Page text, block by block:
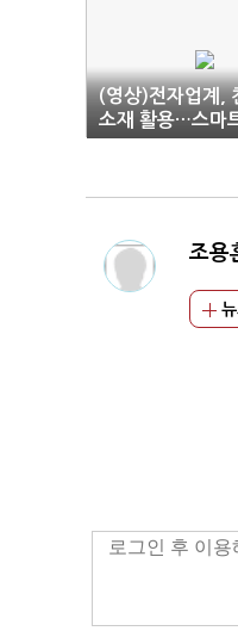
(영상)전자업계,
소재 활용…스마
전까지 '전방위'
조용